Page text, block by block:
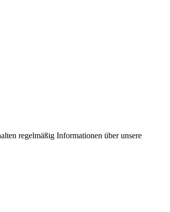
regelmäßig Informationen über unsere